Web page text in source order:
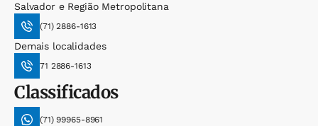
Salvador e Região Metropolitana
(71) 2886-1613
Demais localidades
71 2886-1613
Classificados
(71) 99965-8961